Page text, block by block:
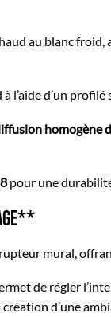
au blanc
l’aide d’un
homogène
pour une
mural,
de régler
d’une